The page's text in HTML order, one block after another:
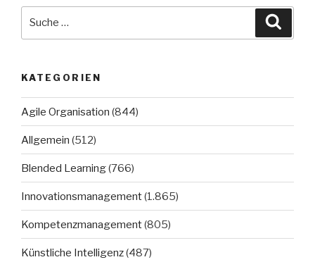
KATEGORIEN
Agile Organisation (844)
Allgemein (512)
Blended Learning(766)
Innovationsmanagement(1.865)
Kompetenzmanagement(805)
Künstliche Intelligenz(487)